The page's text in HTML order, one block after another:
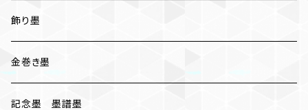
おちまつ
椿油煙墨
胡麻油煙墨
桐油煙墨
飾り墨
金巻き墨
記念墨 墨譜墨